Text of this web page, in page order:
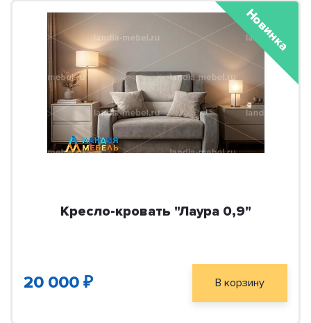
Кресло-кровать "Лаура 0,9"
20 000 ₽ В корзину
Новинка